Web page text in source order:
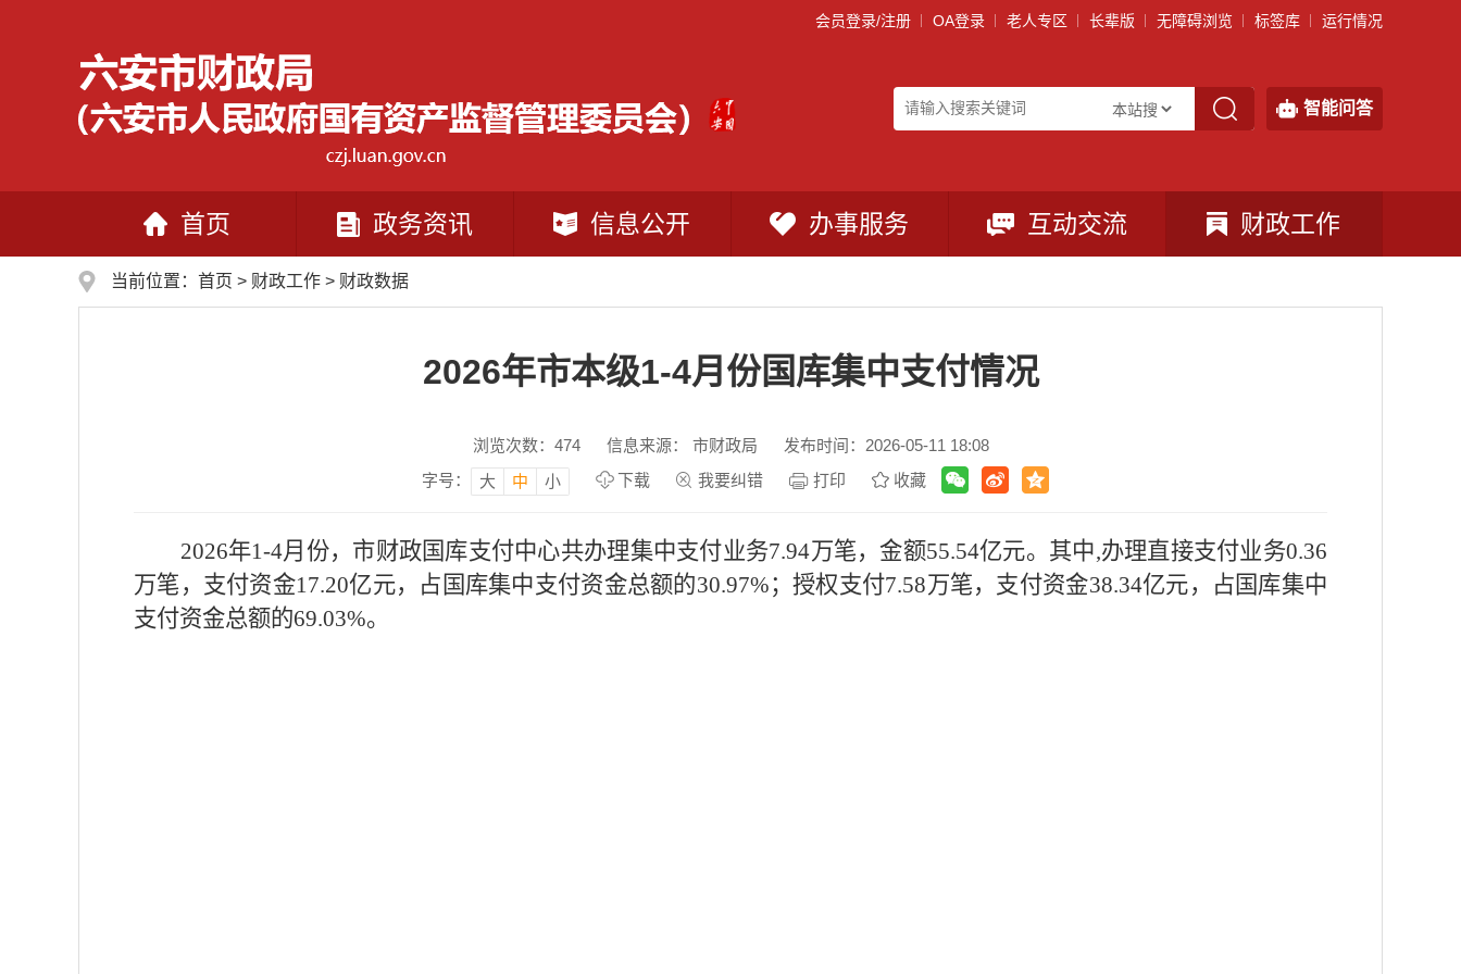
会员登录/注册 OA登录 老人专区 长辈版 无障碍浏览 标签库 运行情况
智能问答
首页 政务资讯 信息公开 办事服务 互动交流 财政工作
当前位置： 首页 > 财政工作 > 财政数据
2026年市本级1-4月份国库集中支付情况
浏览次数： 474 信息来源： 市财政局
发布时间：2026-05-11 18:08
字号：
大 中 小 下载 我要纠错 打印 收藏
2026年1-4月份，市财政国库支付中心共办理集中支付业务7.94万笔，金额55.54亿元。其中,办理直接支付业务0.36
万笔，支付资金17.20亿元，占国库集中支付资金总额的30.97%；授权支付7.58万笔，支付资金38.34亿元，占国库集中
支付资金总额的69.03%。